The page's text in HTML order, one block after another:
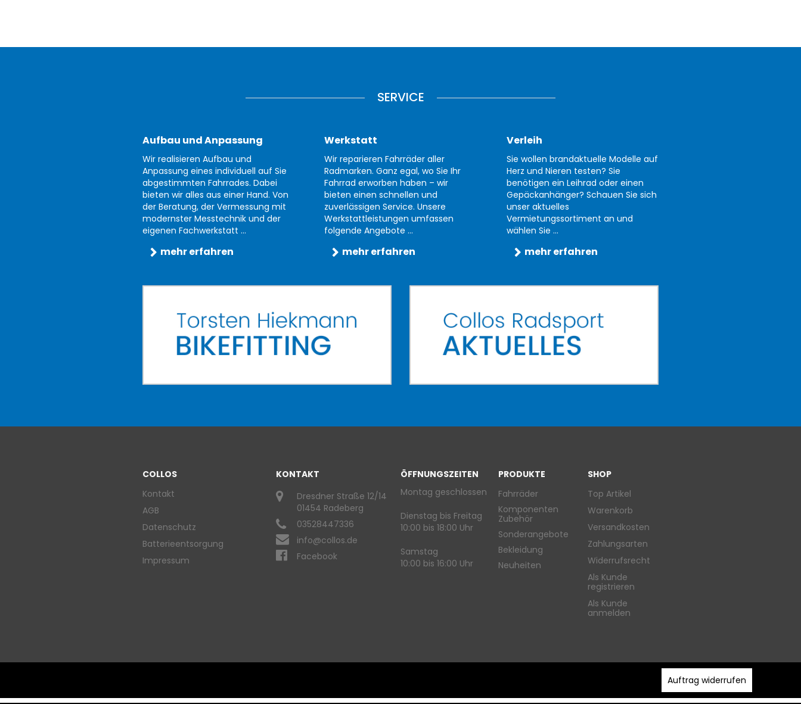
SERVICE
Aufbau und Anpassung
Wir realisieren Aufbau und
Anpassung eines individuell auf Sie
abgestimmten Fahrrades. Dabei
bieten wir alles aus einer Hand. Von
der Beratung, der Vermessung mit
modernster Messtechnik und der
eigenen Fachwerkstatt ...
mehr erfahren
Werkstatt
Wir reparieren Fahrräder aller
Radmarken. Ganz egal, wo Sie Ihr
Fahrrad erworben haben – wir
bieten einen schnellen und
zuverlässigen Service. Unsere
Werkstattleistungen umfassen
folgende Angebote ...
mehr erfahren
Verleih
Sie wollen brandaktuelle Modelle auf
Herz und Nieren testen? Sie
benötigen ein Leihrad oder einen
Gepäckanhänger? Schauen Sie sich
unser aktuelles
Vermietungssortiment an und
wählen Sie ...
mehr erfahren
COLLOS
Kontakt
AGB
Datenschutz
Batterieentsorgung
Impressum
KONTAKT
Dresdner Straße 12/14
01454 Radeberg
03528447336
info@collos.de
Facebook
ÖFFNUNGSZEITEN
Montag geschlossen
Dienstag bis Freitag
10:00 bis 18:00 Uhr
Samstag
10:00 bis 16:00 Uhr
PRODUKTE
Fahrräder
Komponenten
Zubehör
Sonderangebote
Bekleidung
Neuheiten
SHOP
Top Artikel
Warenkorb
Versandkosten
Zahlungsarten
Widerrufsrecht
Als Kunde
registrieren
Als Kunde
anmelden
Auftrag widerrufen